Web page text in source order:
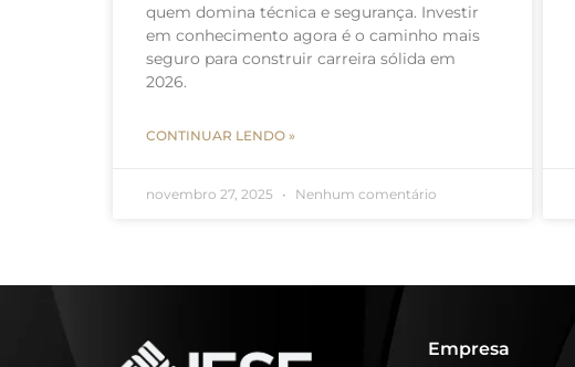
quem domina técnica e segurança. Investir
em conhecimento agora é o caminho mais
seguro para construir carreira sólida em
2026.
CONTINUAR LENDO »
novembro 27, 2025 Nenhum comentário
Empresa